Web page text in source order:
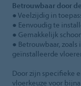
Betrouwbaar door
● Veelzijdig in
● Eenvoudig te
● Gemakkelijk
● Betrouwbaar,
geïnstalleerde
Door zijn specifieke
vloerkeuze voor